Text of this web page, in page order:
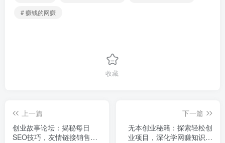
# 赚钱的网赚
收藏
上一篇
创业故事论坛：揭秘每日
SEO技巧，友情链接销售策
下一篇
无本创业秘籍：探索轻松创
业项目，深化学网赚知识提